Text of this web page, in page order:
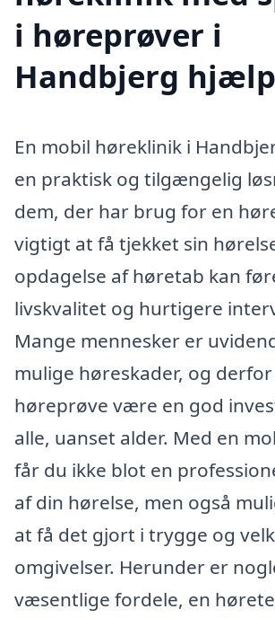
i høreprøver i
Handbjerg
En mobil høreklinik i
en praktisk og tilgængelig
dem, der har brug for en
vigtigt at få tjekket sin
opdagelse af høretab kan
livskvalitet og hurtigere
Mange mennesker er
mulige høreskader, og
høreprøve være en god
alle, uanset alder. Med en
får du ikke blot en
af din hørelse, men også
at få det gjort i trygge og
omgivelser. Herunder er
væsentlige fordele, en